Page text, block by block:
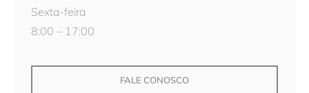
Sexta-feira
8:00 – 17:00
FALE CONOSCO